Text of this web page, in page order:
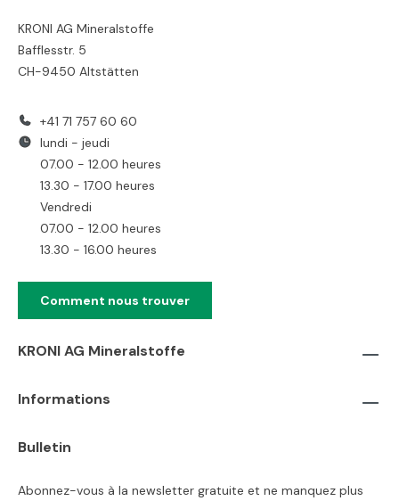
KRONI AG Mineralstoffe
Bafflesstr. 5
CH-9450 Altstätten
+41 71 757 60 60
lundi - jeudi
07.00 - 12.00 heures
13.30 - 17.00 heures
Vendredi
07.00 - 12.00 heures
13.30 - 16.00 heures
Comment nous trouver
KRONI AG Mineralstoffe
Informations
Bulletin
Abonnez-vous à la newsletter gratuite et ne manquez plus